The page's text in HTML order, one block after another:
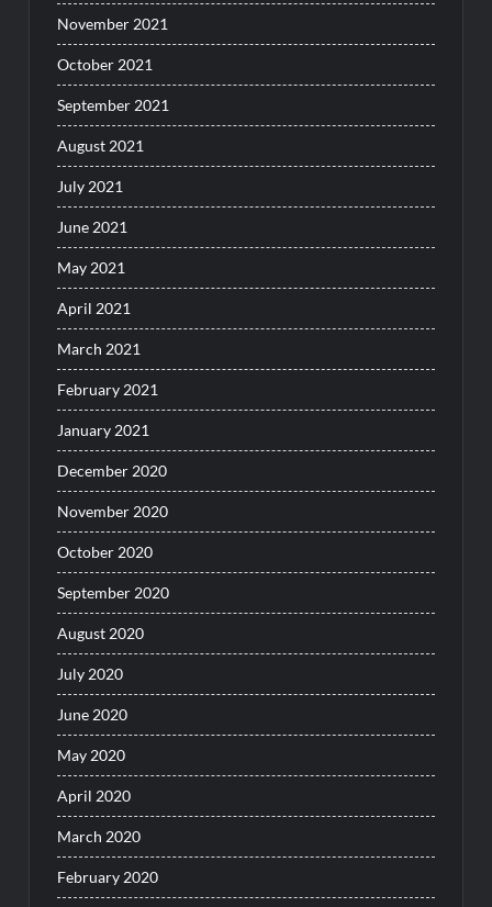
November 2021
October 2021
September 2021
August 2021
July 2021
June 2021
May 2021
April 2021
March 2021
February 2021
January 2021
December 2020
November 2020
October 2020
September 2020
August 2020
July 2020
June 2020
May 2020
April 2020
March 2020
February 2020